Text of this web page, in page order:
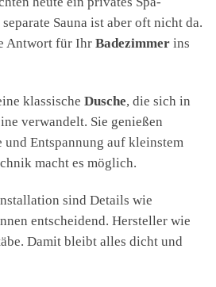
Sauna ist aber oft nicht da.
Antwort für Ihr Badezimmer ins
klassische Dusche, die sich in
verwandelt. Sie genießen
Entspannung auf kleinstem
macht es möglich.
sind Details wie
entscheidend. Hersteller wie
Damit bleibt alles dicht und